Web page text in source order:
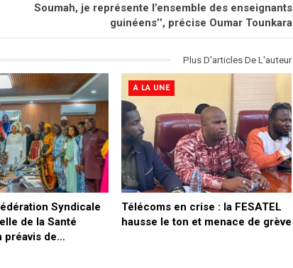
Soumah, je représente l’ensemble des enseignants
guinéens’’, précise Oumar Tounkara
Plus D'articles De L'auteur
Syndicale
de la Santé
préavis de…
A LA UNE
Télécoms en crise : la FESATEL
hausse le ton et menace de grève